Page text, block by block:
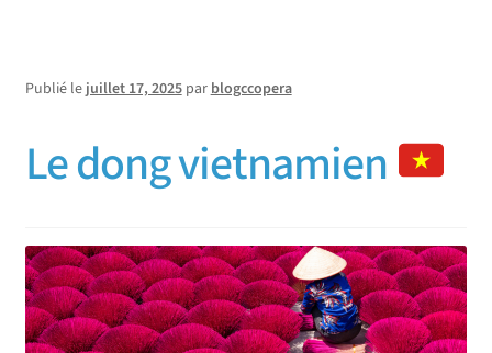
Publié le juillet 17, 2025 par blogccopera
Le dong vietnamien